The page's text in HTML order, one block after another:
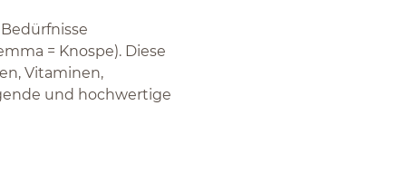
= Knospe). Diese
Vitaminen,
und hochwertige